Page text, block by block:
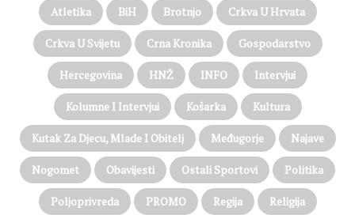
Atletika BiH Brotnjo Crkva U Hrvata
Crkva U Svijetu Crna Kronika Gospodarstvo
Hercegovina HNŽ INFO Intervjui
Kolumne I Intervjui Košarka Kultura
Kutak Za Djecu, Mlade I Obitelj Međugorje Najave
Nogomet Obavijesti Ostali Sportovi Politika
Poljoprivreda PROMO Regija Religija